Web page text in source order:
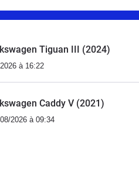
Tiguan III (2024)
à 16:22
Caddy V (2021)
2026 à 09:34